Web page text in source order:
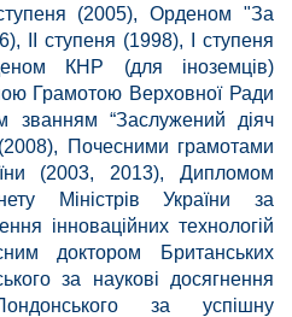
(2005), Орденом "За
II ступеня (1998), І ступеня
КНР (для іноземців)
Грамотою Верховної Ради
званням “Заслужений діяч
(2008), Почесними грамотами
(2003, 2013), Дипломом
Міністрів України за
інноваційних технологій
доктором Британських
за наукові досягнення
за успішну